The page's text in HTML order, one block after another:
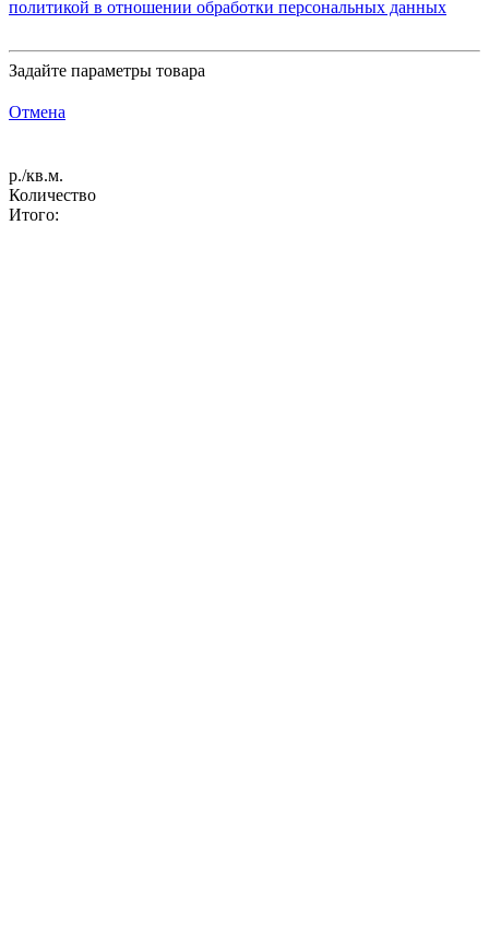
политикой в отношении обработки персональных данных
Задайте параметры товара
Отмена
р./кв.м.
Количество
Итого: